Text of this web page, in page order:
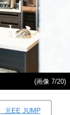
(画像 7/20)
元EE JUMP